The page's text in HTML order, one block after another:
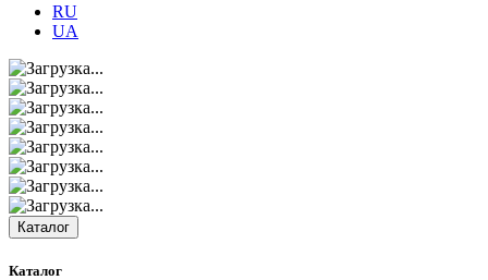
RU
UA
Каталог
Каталог